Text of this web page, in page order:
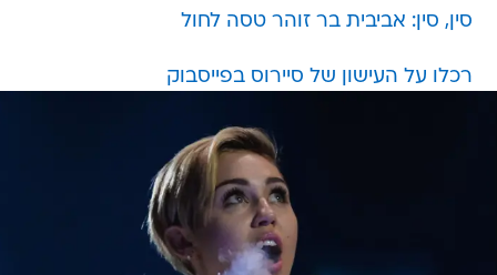
סין, סין: אביבית בר זוהר טסה לחול
רכלו על העישון של סיירוס בפייסבוק